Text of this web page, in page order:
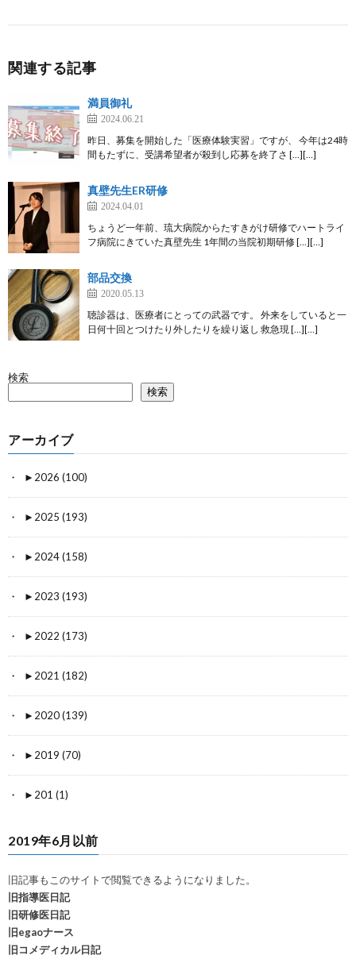
関連する記事
満員御礼
2024.06.21
昨日、募集を開始した「医療体験実習」ですが、 今年は24時
間もたずに、受講希望者が殺到し応募を終了さ […][…]
真壁先生ER研修
2024.04.01
ちょうど一年前、琉大病院からたすきがけ研修でハートライ
フ病院にきていた真壁先生 1年間の当院初期研修 […][…]
部品交換
2020.05.13
聴診器は、医療者にとっての武器です。 外来をしていると一
日何十回とつけたり外したりを繰り返し 救急現 […][…]
検索
検索
アーカイブ
► 2026 (100)
► 2025 (193)
► 2024 (158)
► 2023 (193)
► 2022 (173)
► 2021 (182)
► 2020 (139)
► 2019 (70)
► 201 (1)
2019年6月以前
旧記事もこのサイトで閲覧できるようになりました。
旧指導医日記
旧研修医日記
旧egaoナース
旧コメディカル日記